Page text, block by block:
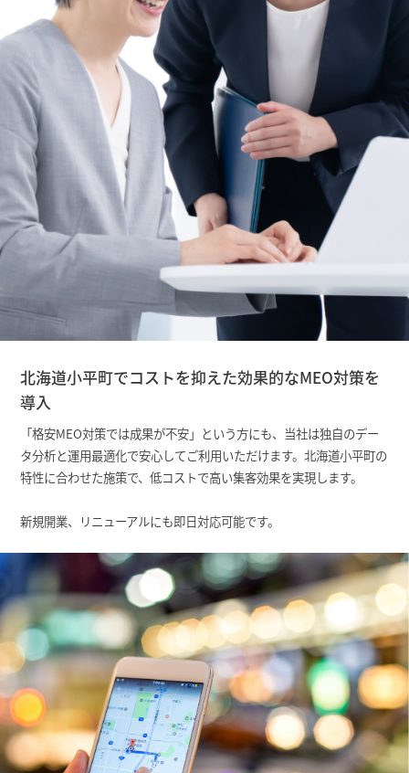
北海道小平町でコストを抑えた効果的なMEO対策を
導入
「格安MEO対策では成果が不安」という方にも、当社は独自のデー
タ分析と運用最適化で安心してご利用いただけます。北海道小平町の
特性に合わせた施策で、低コストで高い集客効果を実現します。
新規開業、リニューアルにも即日対応可能です。